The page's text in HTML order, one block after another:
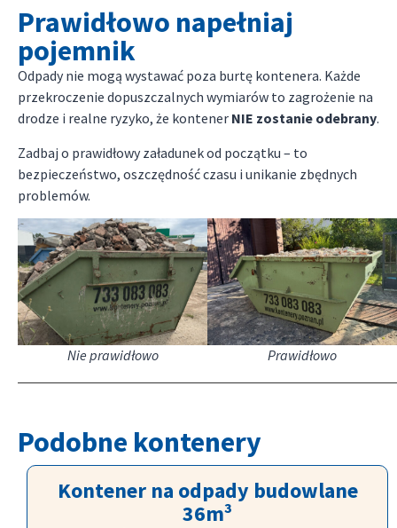
Prawidłowo napełniaj
pojemnik
Odpady nie mogą wystawać poza burtę kontenera. Każde
przekroczenie dopuszczalnych wymiarów to zagrożenie na
drodze i realne ryzyko, że kontener NIE zostanie odebrany.
Zadbaj o prawidłowy załadunek od początku – to
bezpieczeństwo, oszczędność czasu i unikanie zbędnych
problemów.
Nie prawidłowo Prawidłowo
Podobne kontenery
Kontener na odpady budowlane
36m³